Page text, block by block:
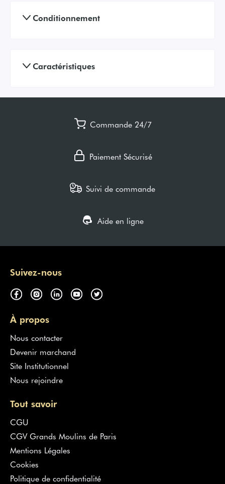
Conditionnement
Caractéristiques
Commande 24/7
Paiement Sécurisé
Suivi de commande
Aide en ligne
Suivez-nous
À propos
Nous contacter
Devenir marchand
Site Institutionnel
Nous rejoindre
Tout savoir
CGU
CGV Grands Moulins de Paris
Mentions Légales
Cookies
Politique de confidentialité